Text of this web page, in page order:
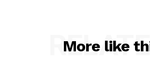
More like